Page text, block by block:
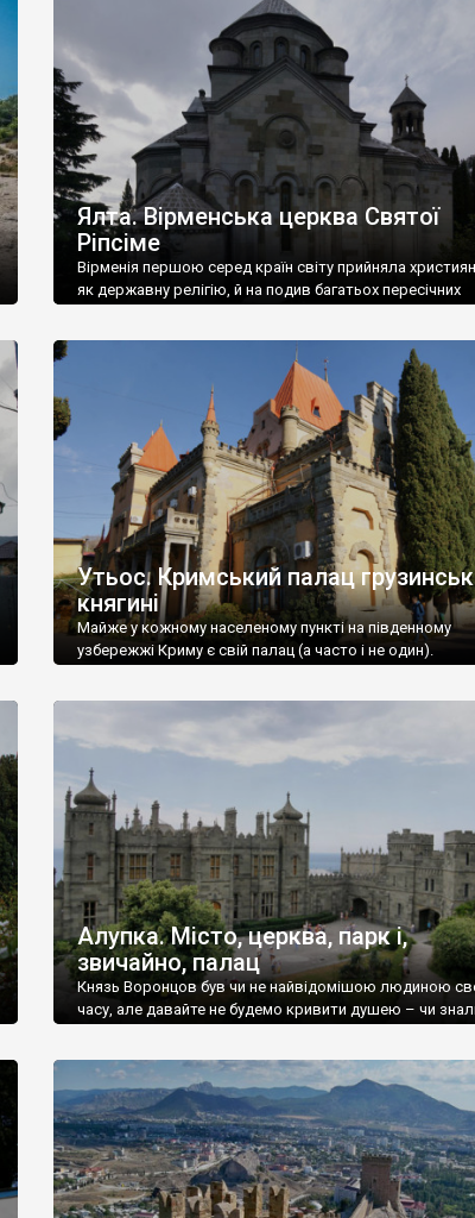
називаються «повстяками» (postaki)…” “Вино. Крим
виробляє відмінне вино і його вдосталь: воно все
легке біле і дуже […]
Ялта. Вірменська церква Святої
Ріпсіме
Вірменія першою серед країн світу прийняла
як державну релігію, й на подив багатьох пересічних
Утьос. Кримський палац
княгині
Майже у кожному населеному пункті на південному
узбережжі Криму є свій палац (а часто і не один).
Алупка. Місто, церква, парк і,
звичайно, палац
Князь Воронцов був чи не найвідомішою людиною
часу, але давайте не будемо кривити душею – чи